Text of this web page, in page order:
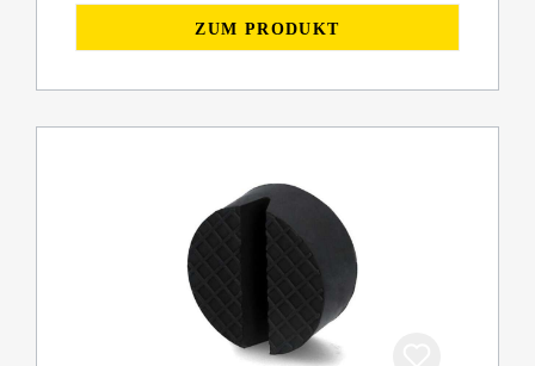
ZUM PRODUKT